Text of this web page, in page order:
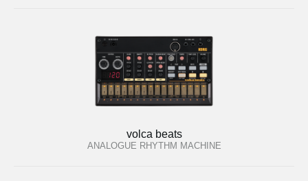
volca beats
ANALOGUE RHYTHM MACHINE